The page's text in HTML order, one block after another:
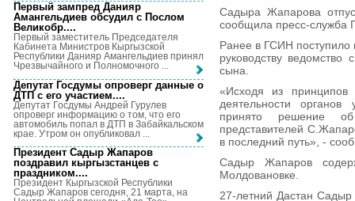
Садыра Жапарова
сообщила пресс-служба
Ранее в ГСИН поступило
руководству
сына.
«Исходя из принципов
деятельности
принято решение
представителей
в последний путь», -
Садыр Жапаров
Молдовановке.
27-летний Дастан
Первый зампред Данияр
Амангельдиев обсудил с Послом
Великобр....
Первый заместитель Председателя
Кабинета Министров Кыргызской
Республики Данияр Амангельдиев принял
Чрезвычайного и Полномочного ...
Депутат Госдумы опроверг данные о
ДТП с его участием....
Депутат Госдумы Андрей Гурулев
опроверг информацию о том, что его
автомобиль попал в ДТП в Забайкальском
крае. Утром он опубликовал ...
Президент Садыр Жапаров
поздравил кыргызстанцев с
праздником....
Президент Кыргызской Республики
Садыр Жапаров сегодня, 21 марта, на